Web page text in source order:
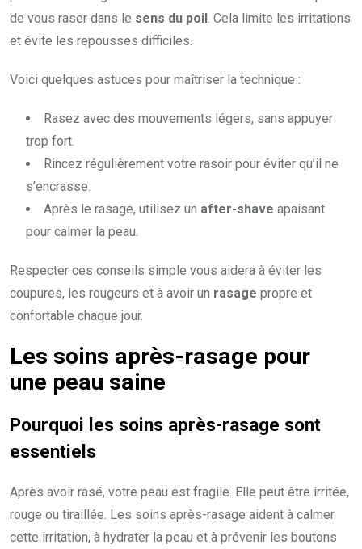
de vous raser dans le sens du poil. Cela limite les irritations
et évite les repousses difficiles.
Voici quelques astuces pour maîtriser la technique :
Rasez avec des mouvements légers, sans appuyer
trop fort.
Rincez régulièrement votre rasoir pour éviter qu’il ne
s’encrasse.
Après le rasage, utilisez un after-shave apaisant
pour calmer la peau.
Respecter ces conseils simple vous aidera à éviter les
coupures, les rougeurs et à avoir un rasage propre et
confortable chaque jour.
Les soins après-rasage pour
une peau saine
Pourquoi les soins après-rasage sont
essentiels
Après avoir rasé, votre peau est fragile. Elle peut être irritée,
rouge ou tiraillée. Les soins après-rasage aident à calmer
cette irritation, à hydrater la peau et à prévenir les boutons